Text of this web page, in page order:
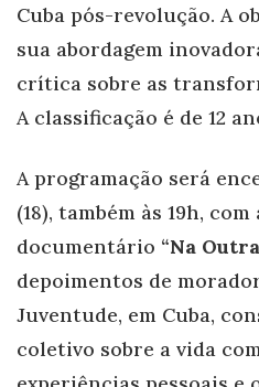
Cuba pós-revolução. A
sua abordagem
crítica sobre as
A classificação é de 12
A programação será
(18), também às 19h,
documentário “Na
depoimentos de
Juventude, em Cuba,
coletivo sobre a vida